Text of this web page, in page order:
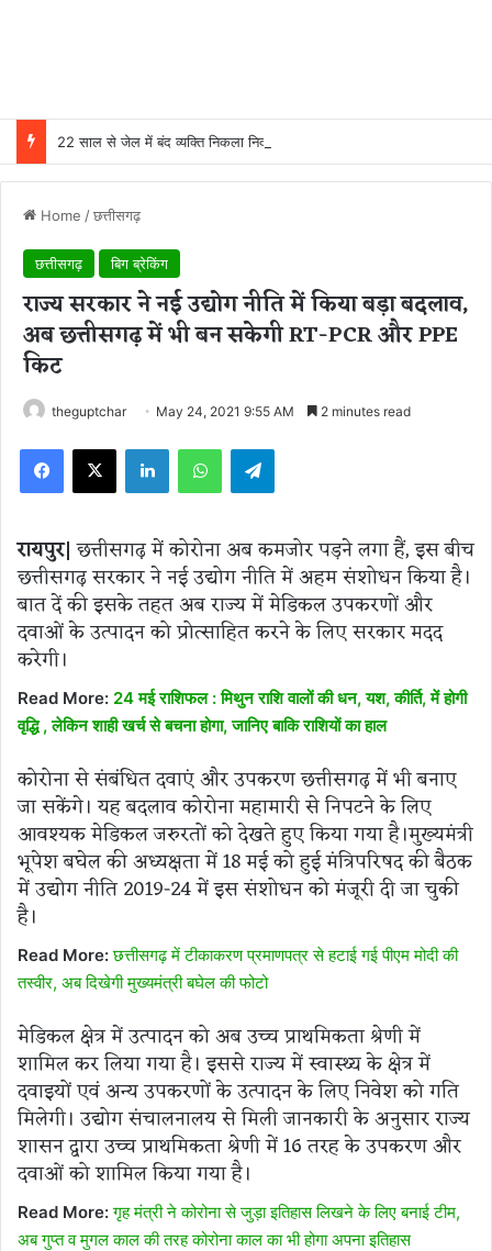
Home /छत्तीसगढ़
छत्तीसगढ़ बिग ब्रेकिंग
राज्य सरकार ने नई उद्योग नीति में किया बड़ा बदलाव,
अब छत्तीसगढ़ में भी बन सकेगी RT-PCR और PPE
किट
theguptchar May 24, 2021 9:55 AM 2 minutes read
रायपुर|छत्तीसगढ़ में कोरोना अब कमजोर पड़ने लगा हैं, इस बीच
छत्तीसगढ़ सरकार ने नई उद्योग नीति में अहम संशोधन किया है।
बात दें की इसके तहत अब राज्य में मेडिकल उपकरणों और
दवाओं के उत्पादन को प्रोत्साहित करने के लिए सरकार मदद
करेगी।
Read More: 24 मई राशिफल : मिथुन राशि वालों की धन, यश, कीर्ति, में होगी
वृद्धि , लेकिन शाही खर्च से बचना होगा, जानिए बाकि राशियों का हाल
कोरोना से संबंधित दवाएं और उपकरण छत्तीसगढ़ में भी बनाए
जा सकेंगे। यह बदलाव कोरोना महामारी से निपटने के लिए
आवश्यक मेडिकल जरुरतों को देखते हुए किया गया है।मुख्यमंत्री
भूपेश बघेल की अध्यक्षता में 18 मई को हुई मंत्रिपरिषद की बैठक
में उद्योग नीति 2019-24 में इस संशोधन को मंजूरी दी जा चुकी
है।
Read More:छत्तीसगढ़ में टीकाकरण प्रमाणपत्र से हटाई गई पीएम मोदी की
तस्वीर, अब दिखेगी मुख्यमंत्री बघेल की फोटो
मेडिकल क्षेत्र में उत्पादन को अब उच्च प्राथमिकता श्रेणी में
शामिल कर लिया गया है। इससे राज्य में स्वास्थ्य के क्षेत्र में
दवाइयों एवं अन्य उपकरणों के उत्पादन के लिए निवेश को गति
मिलेगी। उद्योग संचालनालय से मिली जानकारी के अनुसार राज्य
शासन द्वारा उच्च प्राथमिकता श्रेणी में 16 तरह के उपकरण और
दवाओं को शामिल किया गया है।
Read More:गृह मंत्री ने कोरोना से जुड़ा इतिहास लिखने के लिए बनाई टीम,
अब गुप्त व मुगल काल की तरह कोरोना काल का भी होगा अपना इतिहास